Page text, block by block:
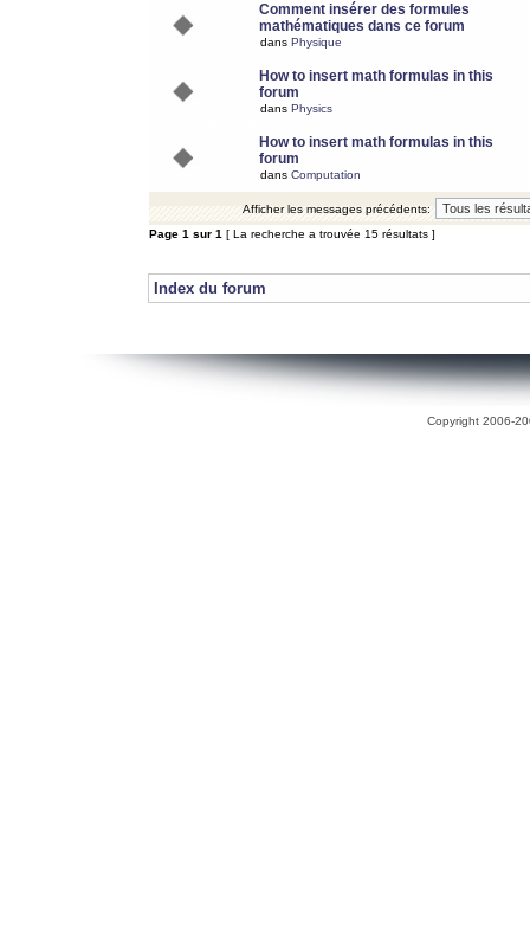
Comment insérer des formules
mathématiques dans ce forum
dans Physique
How to insert math formulas in this
forum
dans Physics
How to insert math formulas in this
forum
dans Computation
Afficher les messages précédents:
Page 1 sur 1 [ La recherche a trouvée 15 résultats ]
Index du forum
Copyright 2006-